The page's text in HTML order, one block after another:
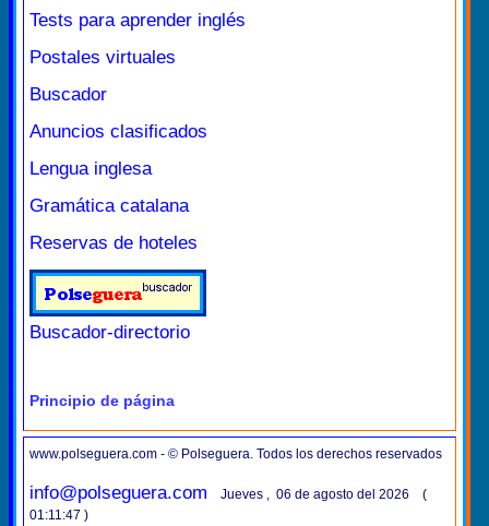
Tests para aprender inglés
Postales virtuales
Buscador
Anuncios clasificados
Lengua inglesa
Gramática catalana
Reservas de hoteles
Buscador-directorio
Principio de página
www.polseguera.com - © Polseguera. Todos los derechos reservados
info@polseguera.com
Jueves , 06 de agosto del 2026 (
01:11:47 )